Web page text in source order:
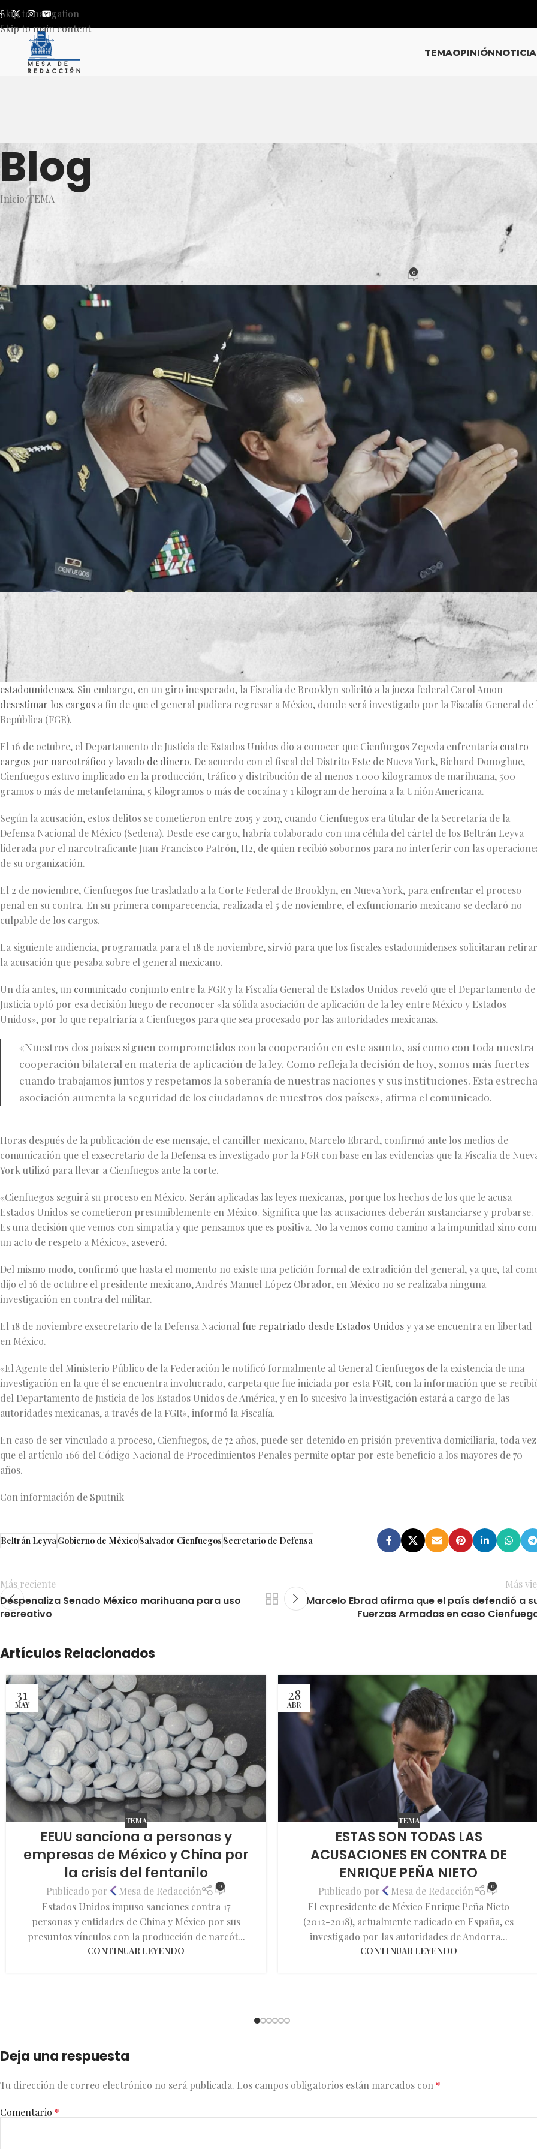
Skip to navigation
Skip to main content
TEMAOPINIÓN
Blog
Inicio TEMA
Regreso de ‘El Padrino’: los puntos clave para entender el
Publicado por Activado 19 noviembre, 2020 0
El exsecretario de Defensa de México durante el Gobierno de Enrique Peña Nieto, Salvador Cienfuegos Zepeda, fue
el 15 de octubre en el aeropuerto de Los Ángeles a petición de Administración de Control de Drogas por su supuesta
relación con una célula del cártel de los Beltrán Leyva en Nayarit.
Esta situación representó la primera vez que un militar mexicano de alto rango era arrestado por las autoridades
estadounidenses. Sin embargo, en un giro inesperado, la Fiscalía de Brooklyn solicitó a la jueza federal Carol Amon
desestimar los cargos a fin de que el general pudiera regresar a México, donde será investigado por la Fiscalía General de
República (FGR).
El 16 de octubre, el Departamento de Justicia de Estados Unidos dio a conocer que Cienfuegos Zepeda enfrentaría cuatro
cargos por narcotráfico y lavado de dinero. De acuerdo con el fiscal del Distrito Este de Nueva York, Richard Donoghue,
Cienfuegos estuvo implicado en la producción, tráfico y distribución de al menos 1.000 kilogramos de marihuana, 500
gramos o más de metanfetamina, 5 kilogramos o más de cocaína y 1 kilogram de heroína a la Unión Americana.
Según la acusación, estos delitos se cometieron entre 2015 y 2017, cuando Cienfuegos era titular de la Secretaría de la
Defensa Nacional de México (Sedena). Desde ese cargo, habría colaborado con una célula del cártel de los Beltrán Leyva
liderada por el narcotraficante Juan Francisco Patrón, H2, de quien recibió sobornos para no interferir con las
de su organización.
El 2 de noviembre, Cienfuegos fue trasladado a la Corte Federal de Brooklyn, en Nueva York, para enfrentar el proceso
penal en su contra. En su primera comparecencia, realizada el 5 de noviembre, el exfuncionario mexicano se declaró no
culpable de los cargos.
La siguiente audiencia, programada para el 18 de noviembre, sirvió para que los fiscales estadounidenses solicitaran retirar
la acusación que pesaba sobre el general mexicano.
Un día antes, un comunicado conjunto entre la FGR y la Fiscalía General de Estados Unidos reveló que el Departamento de
Justicia optó por esa decisión luego de reconocer «la sólida asociación de aplicación de la ley entre México y Estados
Unidos», por lo que repatriaría a Cienfuegos para que sea procesado por las autoridades mexicanas.
«Nuestros dos países siguen comprometidos con la cooperación en este asunto, así como con toda nuestra
cooperación bilateral en materia de aplicación de la ley. Como refleja la decisión de hoy, somos más fuertes
cuando trabajamos juntos y respetamos la soberanía de nuestras naciones y sus instituciones. Esta estrecha
asociación aumenta la seguridad de los ciudadanos de nuestros dos países», afirma el comunicado.
Horas después de la publicación de ese mensaje, el canciller mexicano, Marcelo Ebrard, confirmó ante los medios de
comunicación que el exsecretario de la Defensa es investigado por la FGR con base en las evidencias que la Fiscalía de
York utilizó para llevar a Cienfuegos ante la corte.
«Cienfuegos seguirá su proceso en México. Serán aplicadas las leyes mexicanas, porque los hechos de los que le acusa
Estados Unidos se cometieron presumiblemente en México. Significa que las acusaciones deberán sustanciarse y probarse.
Es una decisión que vemos con simpatía y que pensamos que es positiva. No la vemos como camino a la impunidad sino
un acto de respeto a México», aseveró.
Del mismo modo, confirmó que hasta el momento no existe una petición formal de extradición del general, ya que, tal
dijo el 16 de octubre el presidente mexicano, Andrés Manuel López Obrador, en México no se realizaba ninguna
investigación en contra del militar.
El 18 de noviembre exsecretario de la Defensa Nacional fue repatriado desde Estados Unidosy ya se encuentra en libertad
en México.
«El Agente del Ministerio Público de la Federación le notificó formalmente al General Cienfuegos de la existencia de una
investigación en la que él se encuentra involucrado, carpeta que fue iniciada por esta FGR, con la información que se
del Departamento de Justicia de los Estados Unidos de América, y en lo sucesivo la investigación estará a cargo de las
autoridades mexicanas, a través de la FGR», informó la Fiscalía.
En caso de ser vinculado a proceso, Cienfuegos, de 72 años, puede ser detenido en prisión preventiva domiciliaria, toda vez
que el artículo 166 del Código Nacional de Procedimientos Penales permite optar por este beneficio a los mayores de 70
años.
Con información de Sputnik
Beltrán LeyvaGobierno de MéxicoSalvador CienfuegosSecretario de Defensa
Más reciente
Despenaliza Senado México marihuana para uso
recreativo
Más
Marcelo Ebrad afirma que el país defendió a
Fuerzas Armadas en caso
Artículos Relacionados
31
MAY
TEMA
EEUU sanciona a personas y
empresas de México y China por
la crisis del fentanilo
Publicado por Mesa de Redacción 0
Estados Unidos impuso sanciones contra 17
personas y entidades de China y México por sus
presuntos vínculos con la producción de narcót...
CONTINUAR LEYENDO
28
ABR
TEMA
ESTAS SON TODAS LAS
ACUSACIONES EN CONTRA DE
ENRIQUE PEÑA NIETO
Publicado por Mesa de Redacción 0
El expresidente de México Enrique Peña Nieto
(2012-2018), actualmente radicado en España, es
investigado por las autoridades de Andorra...
CONTINUAR LEYENDO
Deja una respuesta
Tu dirección de correo electrónico no será publicada. Los campos obligatorios están marcados con *
Comentario *